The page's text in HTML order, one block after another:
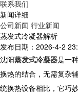
联系我们
新闻详细
公司新闻 行业新闻
蒸发式冷凝器解析
发布日期：2026-4-2
沈阳蒸发式冷凝器是一
换热的结合，无需复杂
统换热设备相比，它巧